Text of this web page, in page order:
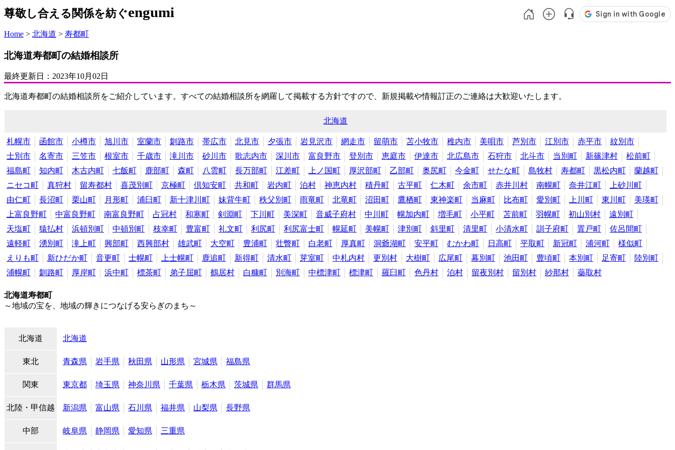
尊敬し合える関係を紡ぐengumi
Home > 北海道 > 寿都町
北海道寿都町の結婚相談所
最終更新日： 2023年10月02日
北海道寿都町の結婚相談所をご紹介しています。すべての結婚相談所を網羅して掲載する方針ですので、新規掲載や情報訂正のご連絡は大歓迎いたします。
北海道
札幌市 函館市 小樽市 旭川市 室蘭市 釧路市 帯広市 北見市 夕張市 岩見沢市 網走市 留萌市 苫小牧市 稚内市 美唄市 芦別市 江別市 赤平市
紋別市
士別市
名寄市 三笠市 根室市 千歳市 滝川市 砂川市 歌志内市 深川市 富良野市 登別市 恵庭市 伊達市 北広島市 石狩市 北斗市 当別町 新篠津村
松前町
福島町
知内町 木古内町 七飯町 鹿部町 森町 八雲町 長万部町 江差町 上ノ国町 厚沢部町 乙部町 奥尻町 今金町 せたな町 島牧村 寿都町 黒松内町
蘭越町
ニセコ町
真狩村 留寿都村 喜茂別町 京極町 倶知安町 共和町 岩内町 泊村 神恵内村 積丹町 古平町 仁木町 余市町 赤井川村 南幌町 奈井江町
上砂川町
由仁町
長沼町 栗山町 月形町 浦臼町 新十津川町 妹背牛町 秩父別町 雨竜町 北竜町 沼田町 鷹栖町 東神楽町 当麻町 比布町 愛別町 上川町 東川町
美瑛町
上富良野町
中富良野町 南富良野町 占冠村 和寒町 剣淵町 下川町 美深町 音威子府村 中川町 幌加内町 増毛町 小平町 苫前町 羽幌町 初山別村
遠別町
天塩町
猿払村 浜頓別町 中頓別町 枝幸町 豊富町 礼文町 利尻町 利尻富士町 幌延町 美幌町 津別町 斜里町 清里町 小清水町 訓子府町 置戸町
佐呂間町
遠軽町
湧別町 滝上町 興部町 西興部村 雄武町 大空町 豊浦町 壮瞥町 白老町 厚真町 洞爺湖町 安平町 むかわ町 日高町 平取町 新冠町 浦河町
様似町
えりも町
新ひだか町 音更町 士幌町 上士幌町 鹿追町 新得町 清水町 芽室町 中札内村 更別村 大樹町 広尾町 幕別町 池田町 豊頃町 本別町 足寄町
陸別町
浦幌町
釧路町 厚岸町 浜中町 標茶町 弟子屈町 鶴居村 白糠町 別海町 中標津町 標津町 羅臼町 色丹村 泊村 留夜別村 留別村 紗那村 蘂取村
北海道寿都町
～地域の宝を、地域の輝きにつなげる安らぎのまち～
北海道 北海道
東北 青森県 岩手県 秋田県 山形県 宮城県 福島県
関東 東京都 埼玉県 神奈川県 千葉県 栃木県 茨城県 群馬県
北陸・甲信越 新潟県 富山県 石川県 福井県 山梨県 長野県
中部 岐阜県 静岡県 愛知県 三重県